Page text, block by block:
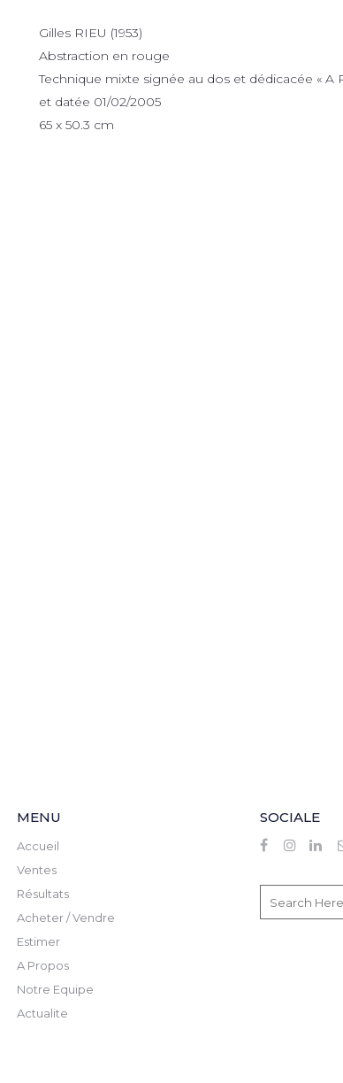
Gilles RIEU (1953)
Abstraction en rouge
Technique mixte signée au dos et dédicacée « A
et datée 01/02/2005
65 x 50.3 cm
MENU
Accueil
Ventes
Résultats
Acheter / Vendre
Estimer
A Propos
Notre Equipe
Actualite
SOCIALE